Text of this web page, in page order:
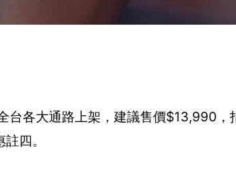
各大通路上架，建議售價$13,990，
四。